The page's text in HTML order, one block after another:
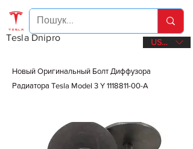
Tesla Dnipro USD ($)
Новый Оригинальный Болт Диффузора
Радиатора Tesla Model 3 Y 1118811-00-A